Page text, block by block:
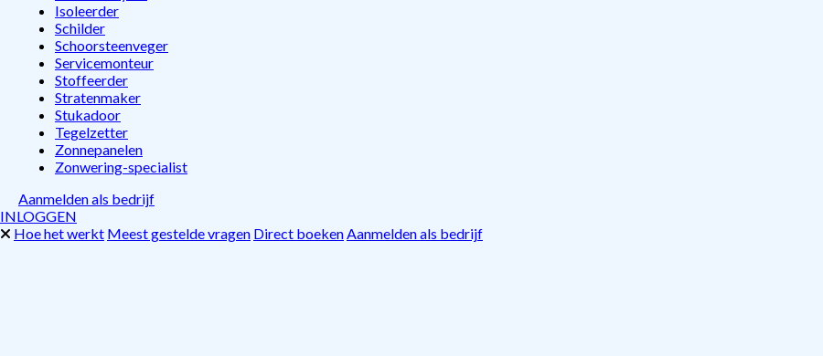
Isoleerder
Schilder
Schoorsteenveger
Servicemonteur
Stoffeerder
Stratenmaker
Stukadoor
Tegelzetter
Zonnepanelen
Zonwering-specialist
Aanmelden als bedrijf
INLOGGEN
Hoe het werkt Meest gestelde vragen Direct boekenAanmelden als bedrijf